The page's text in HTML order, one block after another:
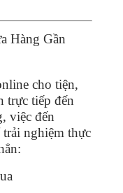
Hàng Gần
cho tiện,
trực tiếp đến
việc đến
trải nghiệm thực